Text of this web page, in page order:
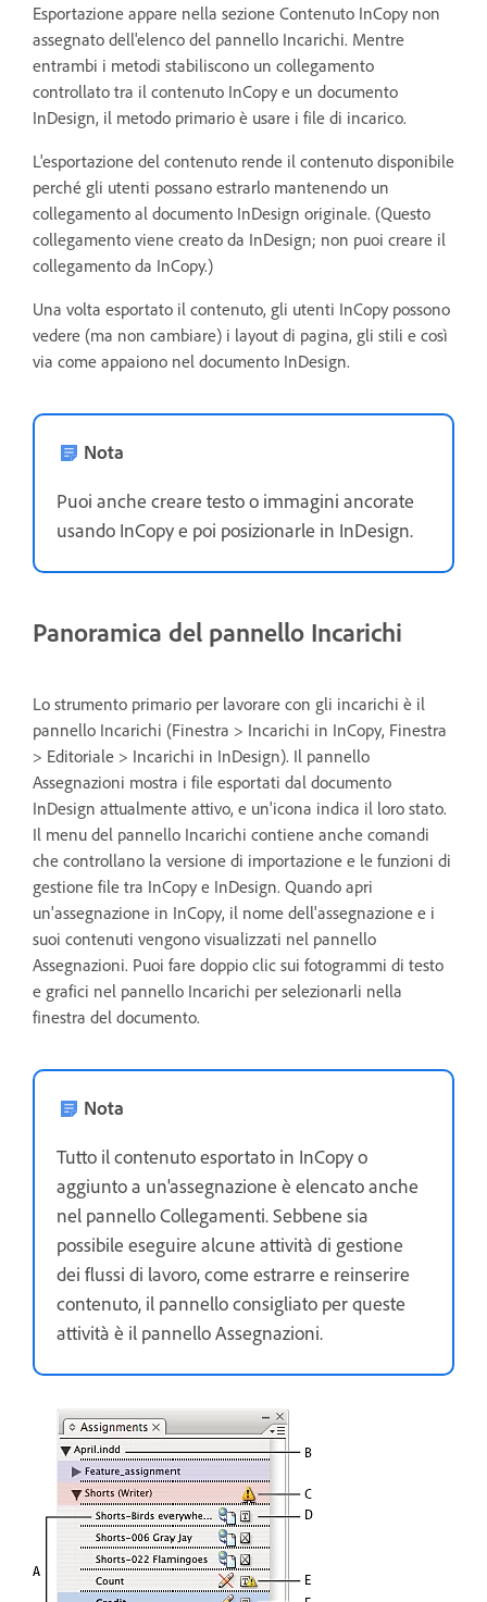
Esportazione appare nella sezione Contenuto InCopy non
assegnato dell'elenco del pannello Incarichi. Mentre
entrambi i metodi stabiliscono un collegamento
controllato tra il contenuto InCopy e un documento
InDesign, il metodo primario è usare i file di incarico.
L'esportazione del contenuto rende il contenuto disponibile
perché gli utenti possano estrarlo mantenendo un
collegamento al documento InDesign originale. (Questo
collegamento viene creato da InDesign; non puoi creare il
collegamento da InCopy.)
Una volta esportato il contenuto, gli utenti InCopy possono
vedere (ma non cambiare) i layout di pagina, gli stili e così
via come appaiono nel documento InDesign.
Nota
Puoi anche creare testo o immagini ancorate
usando InCopy e poi posizionarle in InDesign.
Panoramica del pannello Incarichi
Lo strumento primario per lavorare con gli incarichi è il
pannello Incarichi (Finestra > Incarichi in InCopy, Finestra
> Editoriale > Incarichi in InDesign). Il pannello
Assegnazioni mostra i file esportati dal documento
InDesign attualmente attivo, e un'icona indica il loro stato.
Il menu del pannello Incarichi contiene anche comandi
che controllano la versione di importazione e le funzioni di
gestione file tra InCopy e InDesign. Quando apri
un'assegnazione in InCopy, il nome dell'assegnazione e i
suoi contenuti vengono visualizzati nel pannello
Assegnazioni. Puoi fare doppio clic sui fotogrammi di testo
e grafici nel pannello Incarichi per selezionarli nella
finestra del documento.
Nota
Tutto il contenuto esportato in InCopy o
aggiunto a un'assegnazione è elencato anche
nel pannello Collegamenti. Sebbene sia
possibile eseguire alcune attività di gestione
dei flussi di lavoro, come estrarre e reinserire
contenuto, il pannello consigliato per queste
attività è il pannello Assegnazioni.